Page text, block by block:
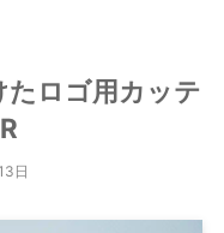
ロゴ用カッテ
日